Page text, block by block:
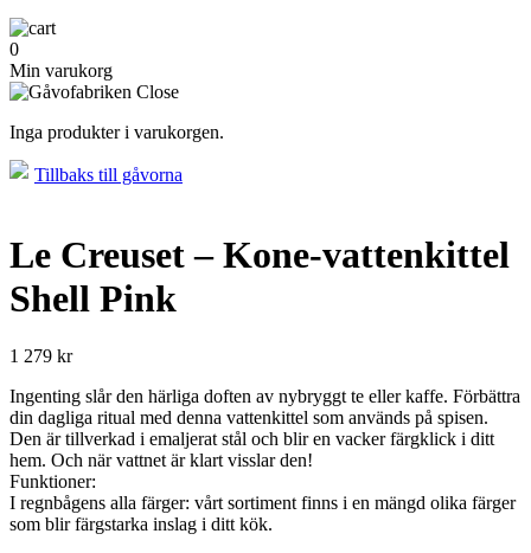
0
Min varukorg
Inga produkter i varukorgen.
Tillbaks till gåvorna
Le Creuset – Kone-vattenkittel
Shell Pink
1 279 kr
Ingenting slår den härliga doften av nybryggt te eller kaffe. Förbättra
din dagliga ritual med denna vattenkittel som används på spisen.
Den är tillverkad i emaljerat stål och blir en vacker färgklick i ditt
hem. Och när vattnet är klart visslar den!
Funktioner:
I regnbågens alla färger: vårt sortiment finns i en mängd olika färger
som blir färgstarka inslag i ditt kök.